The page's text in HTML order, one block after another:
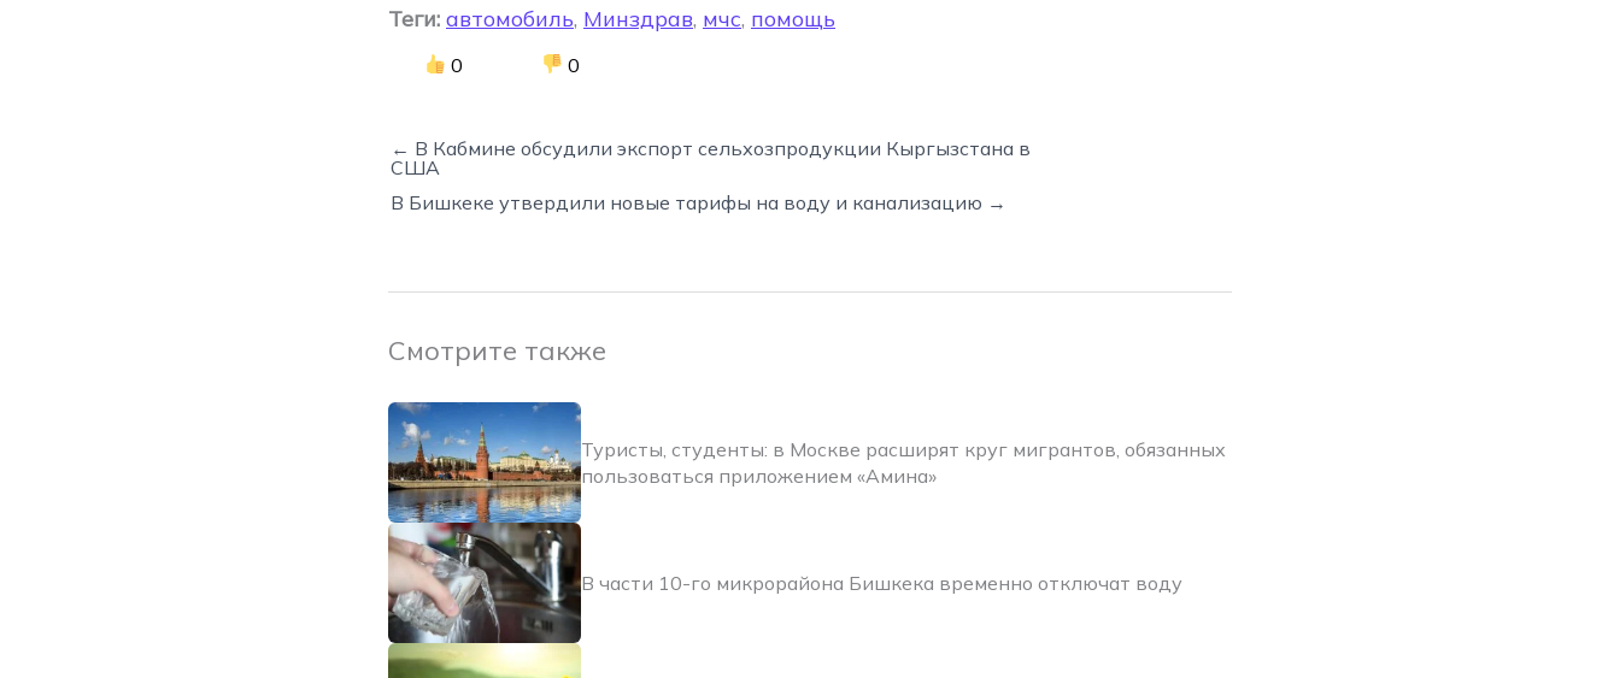
Теги: автомобиль, Минздрав, мчс, помощь
0 0
← В Кабмине обсудили экспорт сельхозпродукции Кыргызстана в
США
В Бишкеке утвердили новые тарифы на воду и канализацию →
Смотрите также
Туристы, студенты: в Москве расширят круг мигрантов, обязанных
пользоваться приложением «Амина»
В части 10-го микрорайона Бишкека временно отключат воду